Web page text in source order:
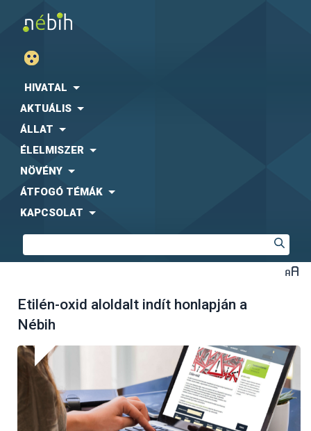
HIVATAL
AKTUÁLIS
ÁLLAT
ÉLELMISZER
NÖVÉNY
ÁTFOGÓ TÉMÁK
KAPCSOLAT
Etilén-oxid aloldalt indít honlapján a
Nébih